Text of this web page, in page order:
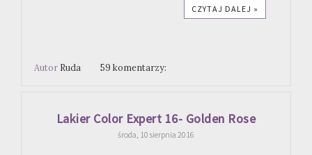
CZYTAJ DALEJ »
Autor Ruda 59 komentarzy:
Lakier Color Expert 16- Golden Rose
środa, 10 sierpnia 2016